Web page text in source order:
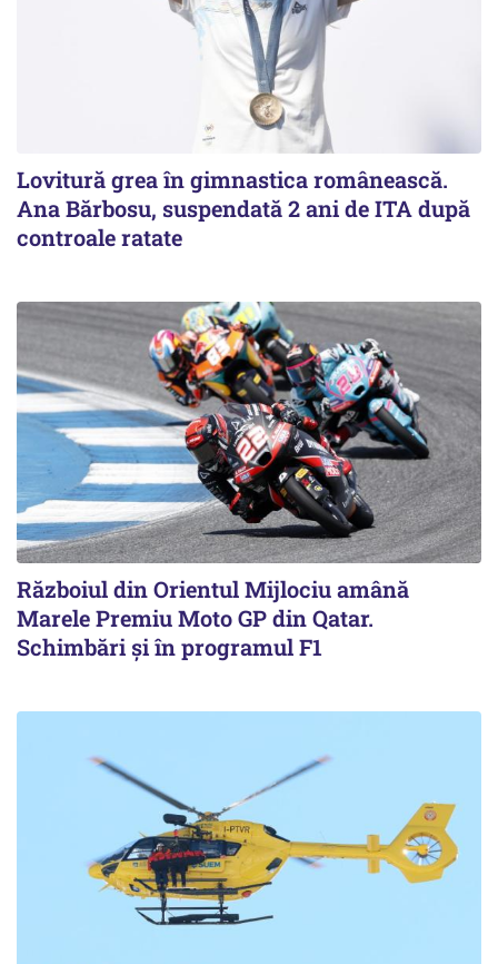
Lovitură grea în gimnastica românească.
Ana Bărbosu, suspendată 2 ani de ITA după
controale ratate
Războiul din Orientul Mijlociu amână
Marele Premiu Moto GP din Qatar.
Schimbări și în programul F1